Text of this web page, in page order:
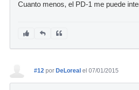
Cuanto menos, el PD-1 me puede
#12 por DeLoreal el 07/01/2015